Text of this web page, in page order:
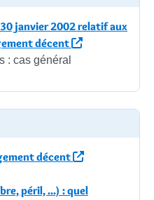
janvier 2002 relatif aux
décent
: cas général
décent
péril, ...) : quel